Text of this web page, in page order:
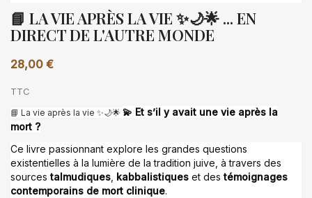
📘 LA VIE APRÈS LA VIE ✨🌙🌟 ... EN
DIRECT DE L'AUTRE MONDE
28,00 €
TTC
📘 La vie après la vie ✨🌙🌟 💫 Et s’il y avait une vie après la
mort ?
Ce livre passionnant explore les grandes questions
existentielles à la lumière de la tradition juive, à travers des
sourcestalmudiques kabbalistiques et destémoignages
contemporains de mort clinique.